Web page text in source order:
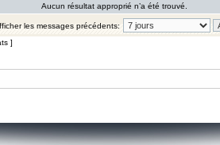
Aucun résultat approprié n’a été trouvé.
les messages précédents:
]